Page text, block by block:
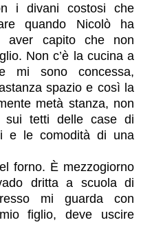
i divani costosi che
quando Nicolò ha
aver capito che non
Non c’è la cucina a
mi sono concessa,
spazio e così la
metà stanza, non
sui tetti delle case di
e le comodità di una
forno. È mezzogiorno
dritta a scuola di
mi guarda con
figlio, deve uscire